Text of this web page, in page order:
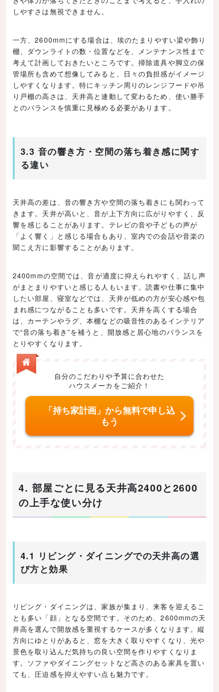
しやすさは無視できません。
一方、2600mmにする場合は、埃のたまりやすい梁や飾り
棚、ダウンライトの数・位置などを、メンテナンス性まで
考えて計画しておきたいところです。掃除道具や脚立の保
管場所も含めて想像してみると、日々の負担感がイメージ
しやすくなります。特にキッチン周りのレンジフードや吊
り戸棚の高さは、天井高と連動して変わるため、使い勝手
とのバランスを慎重に見極める必要があります。
3.3 音の響き方・空間の落ち着き感に関す
る違い
天井高の差は、音の響き方や空間の落ち着きにも関わって
きます。天井が高いと、音が上下方向に広がりやすく、反
響を感じることがあります。テレビの音や子どもの声が
「よく響く」と感じる場合もあり、室内での会話や音楽の
聞こえ方に影響することがあります。
2400mmの空間では、音が適度に抑えられやすく、話し声
がまとまりやすいと感じる人もいます。読書や仕事に集中
したい部屋、寝室などでは、天井が低めの方が安心感や包
まれ感につながることも多いです。天井を高くする場合
は、カーテンやラグ、本棚などの吸音性のあるインテリア
で“音の落ち着き”を補うと、開放感と居心地のバランスを
とりやすくなります。
自分のこだわりや予算に合わせた
ハウスメーカをご紹介！
「持ち家計画」から無料で申し込
もう
4. 部屋ごとに見る天井高2400と2600
の上手な使い分け
4.1 リビング・ダイニングでの天井高の選
び方と効果
リビング・ダイニングは、家族が集まり、来客を迎えるこ
とも多い「顔」となる空間です。そのため、2600mmの天
井高を選んで開放感を重視するケースが多くなります。縦
方向にゆとりがあると、窓を大きく取りやすくなり、光や
景色を取り込んだ気持ちの良い空間を作りやすくなりま
す。ソファやダイニングセットなど高さのある家具を置い
ても、圧迫感を抑えやすい点も魅力です。